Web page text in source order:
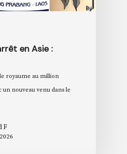
en Asie :
royaume au million
un nouveau venu dans le
F